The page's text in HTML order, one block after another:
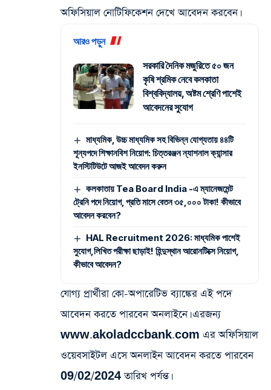
অফিসিয়াল নোটিফিকেশন দেখে আবেদন করবেন।
আরও পড়ুন
সরকারি দৈনিক মজুরিতে ৫০ জন
কৃষি শ্রমিক নেবে কলকাতা
বিশ্ববিদ্যালয়, অষ্টম শ্রেণি পাশেই
আবেদনের সুযোগ
মাধ্যমিক, উচ্চ মাধ্যমিক সহ বিভিন্ন যোগ্যতায় ৪৪টি
শূন্যপদে শিক্ষানবিশ নিয়োগ: চিত্তরঞ্জন ন্যাশনাল ক্যান্সার
ইনস্টিটিউটে আজই আবেদন করুন
কলকাতায় Tea Board India -এ ম্যানেজমেন্ট
ট্রেনি পদে নিয়োগ, প্রতি মাসে বেতন ৩৫,০০০ টাকা! কীভাবে
আবেদন করবেন?
HAL Recruitment 2026: মাধ্যমিক পাশেই
সুযোগ,লিখিত পরীক্ষা ছাড়াই! হিন্দুস্থান আরোনটিক্সে নিয়োগ,
কীভাবে আবেদন?
যোগ্য প্রার্থীরা কো-অপারেটিভ ব্যাঙ্কের এই পদে
আবেদন করতে পারবেন অনলাইনে। এরজন্য
www.akoladccbank.com এর অফিসিয়াল
ওয়েবসাইটল এসে অনলাইন আবেদন করতে পারবেন
09/02/2024 তারিখ পর্যন্ত।